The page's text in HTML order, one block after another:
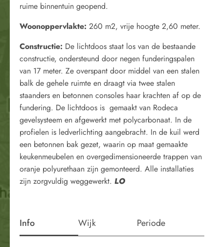
ruime binnentuin geopend.
Woonoppervlakte: 260 m2, vrije hoogte 2,60 meter.
Constructie: De lichtdoos staat los van de bestaande
constructie, ondersteund door negen funderingspalen
van 17 meter. Ze overspant door middel van een stalen
balk de gehele ruimte en draagt via twee stalen
staanders en betonnen consoles haar krachten af op de
fundering. De lichtdoos is gemaakt van Rodeca
gevelsysteem en afgewerkt met polycarbonaat. In de
profielen is ledverlichting aangebracht. In de kuil werd
een betonnen bak gezet, waarin op maat gemaakte
keukenmeubelen en overgedimensioneerde trappen van
oranje polyurethaan zijn gemonteerd. Alle installaties
zijn zorgvuldig weggewerkt. LO
Info Wijk Periode